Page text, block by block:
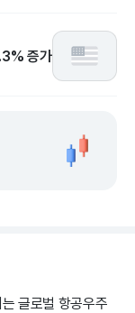
증가
글로벌 항공우주